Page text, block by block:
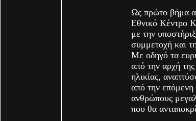
Ως πρώτο βήμα
Εθνικό Κέντρο
με την
συμμετοχή και
Με οδηγό τα
από την αρχή της
ηλικίας,
από την επόμενη
ανθρώπους
που θα